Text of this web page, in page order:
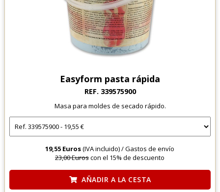
Easyform pasta rápida
REF. 339575900
Masa para moldes de secado rápido.
19,55 Euros(IVA incluido) /Gastos de envío
23,00 Euroscon el 15% de descuento
AÑADIR A LA CESTA